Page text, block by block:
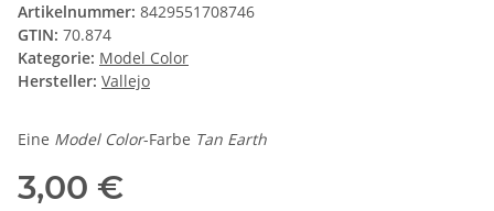
Artikelnummer: 8429551708746
GTIN: 70.874
Kategorie: Model Color
Hersteller: Vallejo
Eine Model Color-Farbe Tan Earth
3,00 €